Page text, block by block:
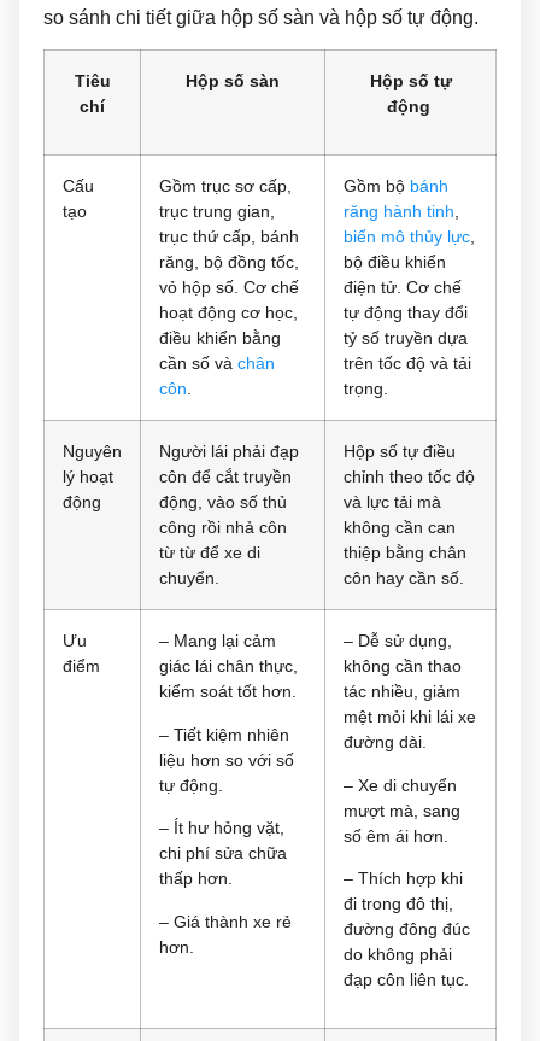
so sánh chi tiết giữa hộp số sàn và hộp số tự động.
Tiêu
chí
Hộp số sàn
Hộp số tự
động
Cấu
tạo
Gồm trục sơ cấp,
trục trung gian,
trục thứ cấp, bánh
răng, bộ đồng tốc,
vỏ hộp số. Cơ chế
hoạt động cơ học,
điều khiển bằng
cần số và chân
côn.
Gồm bộ bánh
răng hành tinh,
biến mô thủy lực,
bộ điều khiển
điện tử. Cơ chế
tự động thay đổi
tỷ số truyền dựa
trên tốc độ và tải
trọng.
Nguyên
lý hoạt
động
Người lái phải đạp
côn để cắt truyền
động, vào số thủ
công rồi nhả côn
từ từ để xe di
chuyển.
Hộp số tự điều
chỉnh theo tốc độ
và lực tải mà
không cần can
thiệp bằng chân
côn hay cần số.
Ưu
điểm
– Mang lại cảm
giác lái chân thực,
kiểm soát tốt hơn.
– Tiết kiệm nhiên
liệu hơn so với số
tự động.
– Ít hư hỏng vặt,
chi phí sửa chữa
thấp hơn.
– Giá thành xe rẻ
hơn.
– Dễ sử dụng,
không cần thao
tác nhiều, giảm
mệt mỏi khi lái xe
đường dài.
– Xe di chuyển
mượt mà, sang
số êm ái hơn.
– Thích hợp khi
đi trong đô thị,
đường đông đúc
do không phải
đạp côn liên tục.